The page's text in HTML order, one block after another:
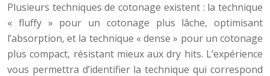
Plusieurs techniques de cotonage existent : la technique
« fluffy » pour un cotonage plus lâche, optimisant
l’absorption, et la technique « dense » pour un cotonage
plus compact, résistant mieux aux dry hits. L’expérience
vous permettra d’identifier la technique qui correspond